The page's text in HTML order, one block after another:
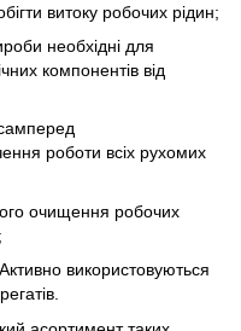
витоку робочих рідин;
необхідні для
компонентів від
роботи всіх рухомих
очищення робочих
використовуються